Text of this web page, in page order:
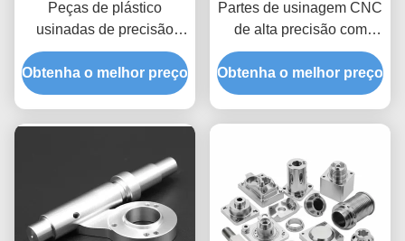
Peças de plástico
usinadas de precisão
durável e
personalizáveis,
usinadas por CNC, para
Obtenha o melhor preço
Partes de usinagem CNC
de alta precisão com
desenhos
personalizáveis para
aplicações duradouras e
Obtenha o melhor preço